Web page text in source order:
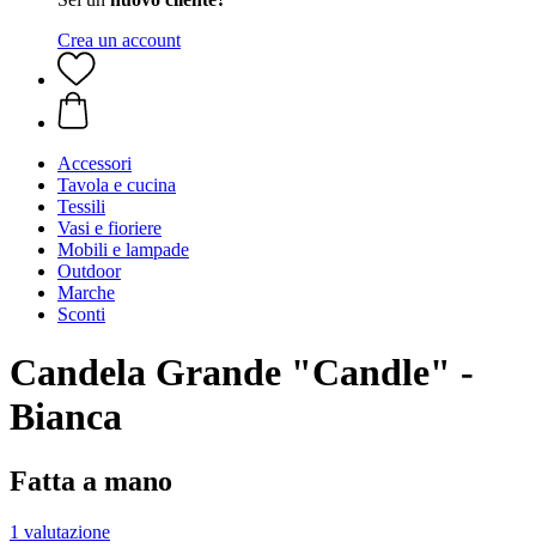
Crea un account
Accessori
Tavola e cucina
Tessili
Vasi e fioriere
Mobili e lampade
Outdoor
Marche
Sconti
Candela Grande "Candle" -
Bianca
Fatta a mano
1 valutazione